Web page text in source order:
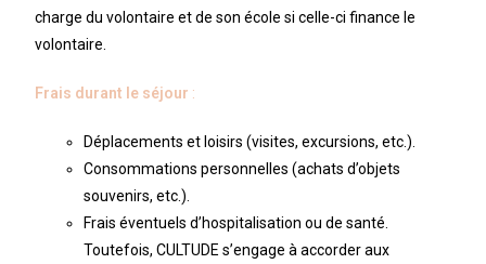
charge du volontaire et de son école si celle-ci finance le
volontaire.
Frais durant le séjour :
Déplacements et loisirs (visites, excursions, etc.).
Consommations personnelles (achats d’objets
souvenirs, etc.).
Frais éventuels d’hospitalisation ou de santé.
Toutefois, CULTUDE s’engage à accorder aux